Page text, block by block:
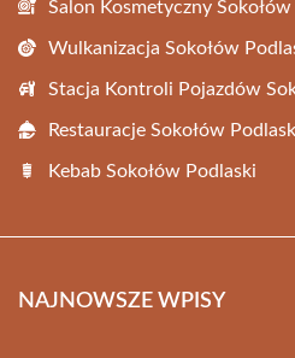
Salon Kosmetyczny
Wulkanizacja Sokołów
Stacja Kontroli Pojazdów
Restauracje Sokołów
Kebab Sokołów Podlaski
NAJNOWSZE WPISY